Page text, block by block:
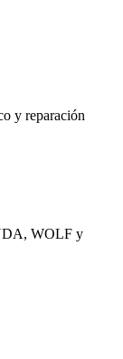
y reparación
WOLF y